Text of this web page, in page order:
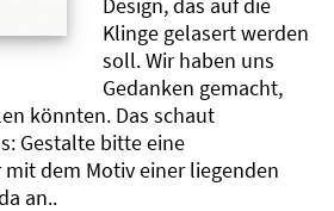
Klinge gelasert werden
soll. Wir haben uns
Gedanken gemacht,
könnten. Das schaut
Gestalte bitte eine
mit dem Motiv einer liegenden
an..